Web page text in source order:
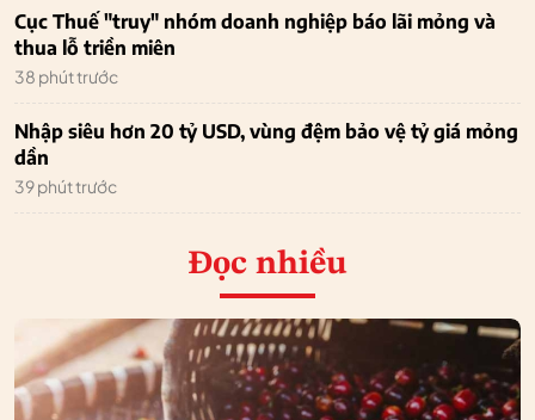
Cục Thuế "truy" nhóm doanh nghiệp báo lãi mỏng và
thua lỗ triền miên
38 phút trước
Nhập siêu hơn 20 tỷ USD, vùng đệm bảo vệ tỷ giá mỏng
dần
39 phút trước
Đọc nhiều